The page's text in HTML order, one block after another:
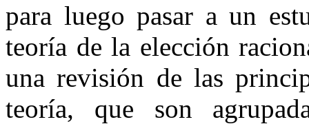
para luego pasar a un
teoría de la elección
una revisión de las
teoría, que son